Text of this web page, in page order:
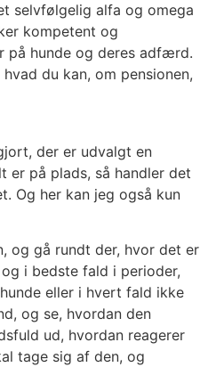
selvfølgelig alfa og omega
kompetent og
på hunde og deres adfærd.
du kan, om pensionen,
der er udvalgt en
er på plads, så handler det
Og her kan jeg også kun
og gå rundt der, hvor det er
i bedste fald i perioder,
eller i hvert fald ikke
og se, hvordan den
ud, hvordan reagerer
tage sig af den, og